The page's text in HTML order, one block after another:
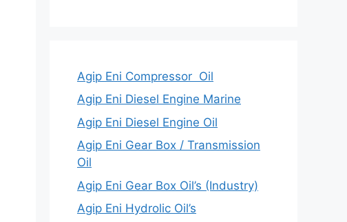
Agip Eni Compressor Oil
Agip Eni Diesel Engine Marine
Agip Eni Diesel Engine Oil
Agip Eni Gear Box / Transmission
Oil
Agip Eni Gear Box Oil’s (Industry)
Agip Eni Hydrolic Oil’s